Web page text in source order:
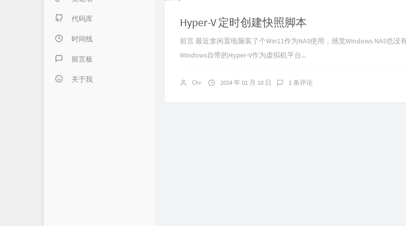
日记本子
懒得分类
内页链接 & 友链申请
FANTASY博客
伍言Blog
Albert's Blog
代码库
时间线
留言板
关于我
Hyper-V 定时创建快照脚本
前言 最近拿闲置电脑装了个Win11作为NAS使用，感觉Windows NAS也没
Windows自带的Hyper-V作为虚拟机平台...
Chr 2024 年 01 月 10 日 1 条评论